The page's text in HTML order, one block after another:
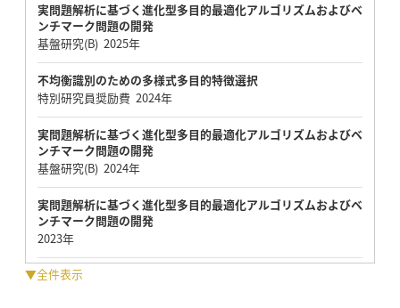
実問題解析に基づく進化型多目的最適化アルゴリズムおよびベ
ンチマーク問題の開発
基盤研究(B) 2025年
不均衡識別のための多様式多目的特徴選択
特別研究員奨励費 2024年
実問題解析に基づく進化型多目的最適化アルゴリズムおよびベ
ンチマーク問題の開発
基盤研究(B) 2024年
実問題解析に基づく進化型多目的最適化アルゴリズムおよびベ
ンチマーク問題の開発
2023年
▼全件表示